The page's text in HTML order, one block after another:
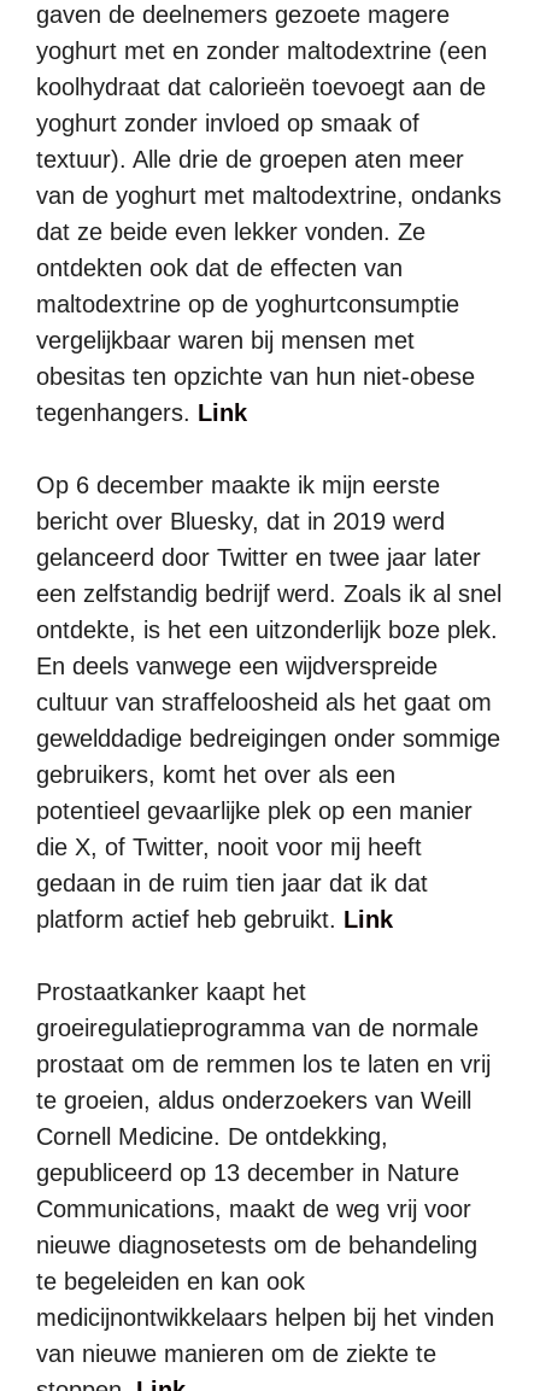
gaven de deelnemers gezoete magere
yoghurt met en zonder maltodextrine (een
koolhydraat dat calorieën toevoegt aan de
yoghurt zonder invloed op smaak of
textuur). Alle drie de groepen aten meer
van de yoghurt met maltodextrine, ondanks
dat ze beide even lekker vonden. Ze
ontdekten ook dat de effecten van
maltodextrine op de yoghurtconsumptie
vergelijkbaar waren bij mensen met
obesitas ten opzichte van hun niet-obese
tegenhangers. Link
Op 6 december maakte ik mijn eerste
bericht over Bluesky, dat in 2019 werd
gelanceerd door Twitter en twee jaar later
een zelfstandig bedrijf werd. Zoals ik al snel
ontdekte, is het een uitzonderlijk boze plek.
En deels vanwege een wijdverspreide
cultuur van straffeloosheid als het gaat om
gewelddadige bedreigingen onder sommige
gebruikers, komt het over als een
potentieel gevaarlijke plek op een manier
die X, of Twitter, nooit voor mij heeft
gedaan in de ruim tien jaar dat ik dat
platform actief heb gebruikt. Link
Prostaatkanker kaapt het
groeiregulatieprogramma van de normale
prostaat om de remmen los te laten en vrij
te groeien, aldus onderzoekers van Weill
Cornell Medicine. De ontdekking,
gepubliceerd op 13 december in Nature
Communications, maakt de weg vrij voor
nieuwe diagnosetests om de behandeling
te begeleiden en kan ook
medicijnontwikkelaars helpen bij het vinden
van nieuwe manieren om de ziekte te